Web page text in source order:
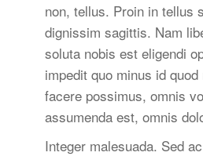
non, tellus. Proin in tellus
dignissim sagittis. Nam
soluta nobis est eligendi
impedit quo minus id
facere possimus, omnis
assumenda est, omnis
Integer malesuada. Sed